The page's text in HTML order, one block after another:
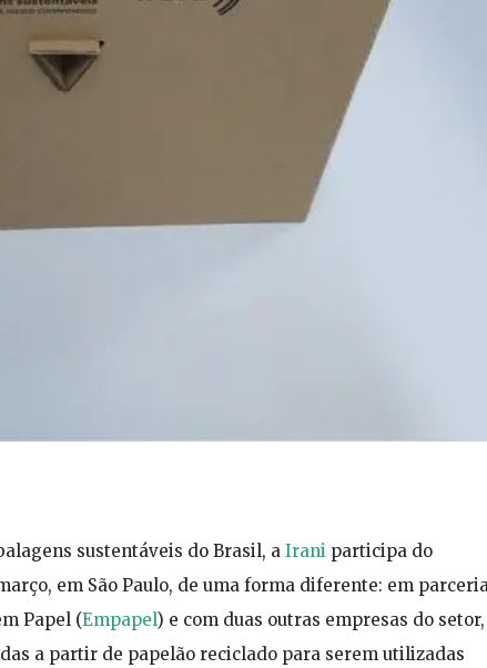
sustentáveis do Brasil, a Irani participa do
em São Paulo, de uma forma diferente: em
Papel (Empapel) e com duas outras empresas do setor,
a partir de papelão reciclado para serem utilizadas